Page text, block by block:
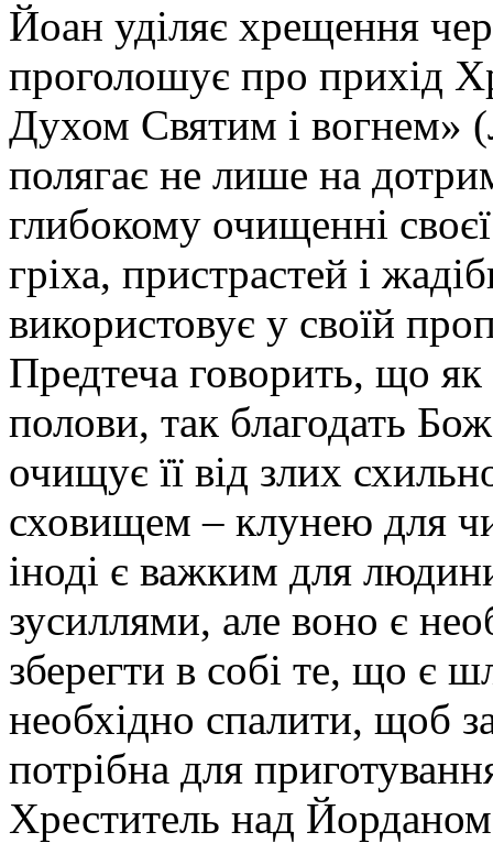
Йоан уділяє хрещення
проголошує про прихід
Духом Святим і вогнем»
полягає не лише на
глибокому очищенні
гріха, пристрастей і
використовує у своїй
Предтеча говорить, що як
полови, так благодать
очищує її від злих
сховищем – клунею для
іноді є важким для
зусиллями, але воно є
зберегти в собі те, що є
необхідно спалити, щоб
потрібна для
Хреститель над